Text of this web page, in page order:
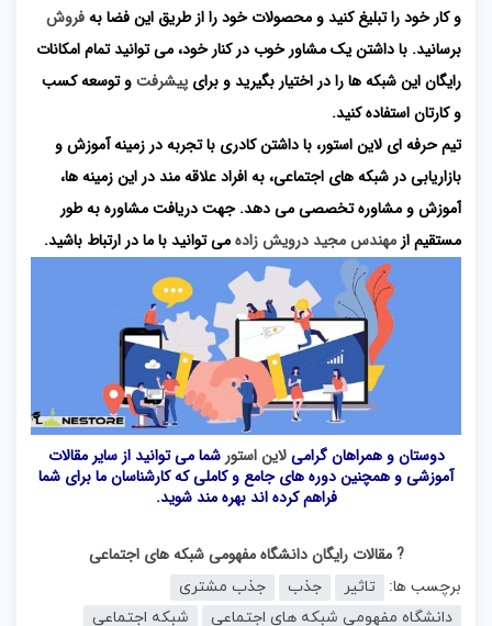
و کار خود را تبلیغ کنید و محصولات خود را از طریق این فضا بهفروش
برسانید. با داشتن یک مشاور خوب در کنار خود، می توانید تمام امکانات
رایگان این شبکه ها را در اختیار بگیرید و برای پیشرفتو توسعه کسب
و کارتان استفاده کنید.
تیم حرفه ای لاین استور، با داشتن کادری با تجربه در زمینه آموزش و
بازاریابی در شبکه های اجتماعی، به افراد علاقه مند در این زمینه ها،
آموزش و مشاوره تخصصی می دهد. جهت دریافت مشاوره به طور
مستقیم از مهندس مجید درویش زادهمی توانید با ما در ارتباط باشید.
دوستان و همراهان گرامیلاین استور شما می توانید از سایر مقالات
آموزشی و همچنین دوره های جامع و کاملی که کارشناسان ما برای شما
فراهم کرده اند بهره مند شوید.
? مقالات رایگان دانشگاه مفهومی شبکه های اجتماعی
برچسب ها:
تاثیر جذب
جذب مشتری
دانشگاه مفهومی شبکه های اجتماعی
شبکه اجتماعی